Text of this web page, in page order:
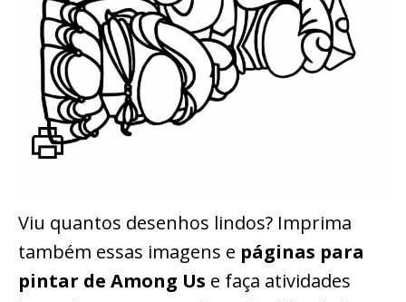
Viu quantos desenhos lindos? Imprima
também essas imagens e páginas para
pintar de Among Us e faça atividades